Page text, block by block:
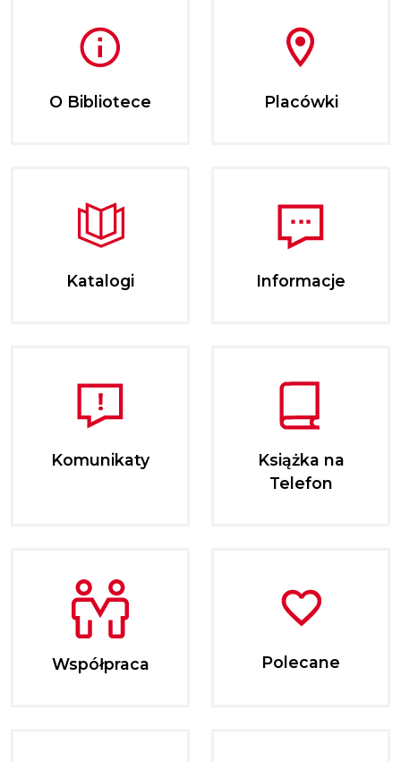
O Bibliotece Placówki
Katalogi Informacje
Komunikaty
Książka na
Telefon
Współpraca Polecane